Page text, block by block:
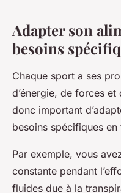
Adapter son
besoins
Chaque sport a ses
d’énergie, de forces
donc important
besoins spécifiques
Par exemple, vous
constante pendant
fluides due à la